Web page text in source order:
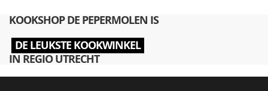
KOOKSHOP DE PEPERMOLEN IS
DE LEUKSTE KOOKWINKEL
IN REGIO UTRECHT